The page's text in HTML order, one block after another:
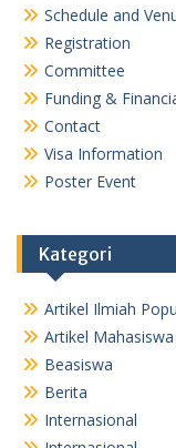
Schedule and
Registration
Committee
Funding &
Contact
Visa Information
Poster Event
Kategori
Artikel Ilmiah
Artikel Mahasiswa
Beasiswa
Berita
Internasional